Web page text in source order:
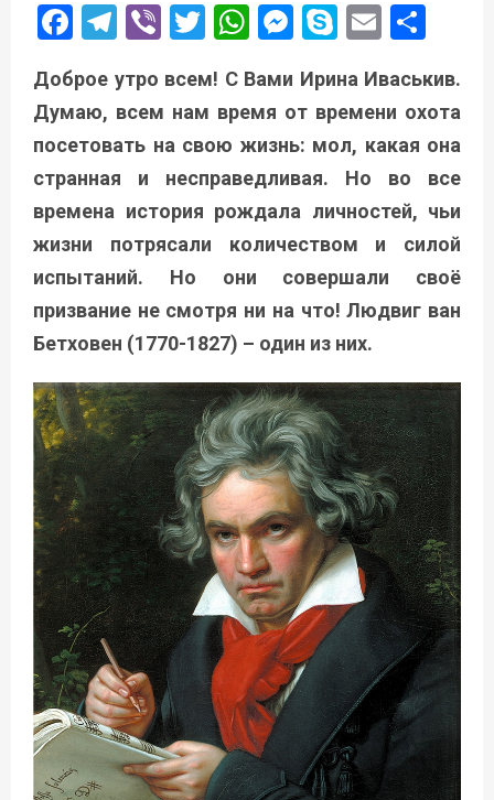
Facebook
Telegram
ViberTwitter
WhatsApp
Messenger
Skype
Email
Доброе утро всем! С Вами Ирина Иваськив.
Думаю, всем нам время от времени охота
посетовать на свою жизнь: мол, какая она
странная и несправедливая. Но во все
времена история рождала личностей, чьи
жизни потрясали количеством и силой
испытаний. Но они совершали своё
призвание не смотря ни на что! Людвиг ван
Бетховен (1770-1827) – один из них.